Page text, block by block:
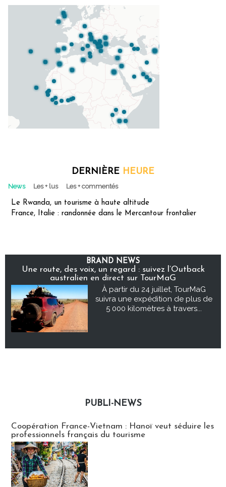
DERNIÈRE HEURE
News Les + lus Les + commentés
Le Rwanda, un tourisme à haute altitude
France, Italie : randonnée dans le Mercantour frontalier
BRAND NEWS
Une route, des voix, un regard : suivez l’Outback
australien en direct sur TourMaG
À partir du 24 juillet, TourMaG
suivra une expédition de plus de
5 000 kilomètres à travers...
PUBLI-NEWS
Coopération France-Vietnam : Hanoï veut séduire les
professionnels français du tourisme